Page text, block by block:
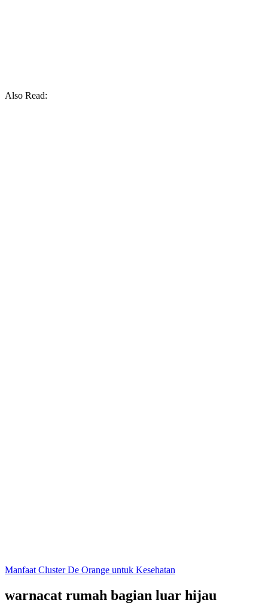
Also Read:
Manfaat Cluster De Orange untuk Kesehatan
warnacat rumah bagian luar hijau